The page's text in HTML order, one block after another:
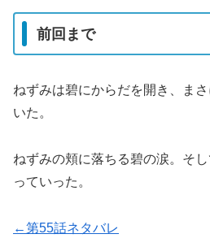
前回まで
ねずみは碧にからだを開き、ま
いた。
ねずみの頬に落ちる碧の涙。そ
っていった。
←第55話ネタバレ